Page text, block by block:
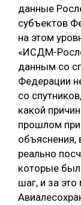
данные
субъектов
на этом
«ИСДМ-
данным со
Федерации
со
какой
прошлом
объяснения,
реально
которые
шаг, и за